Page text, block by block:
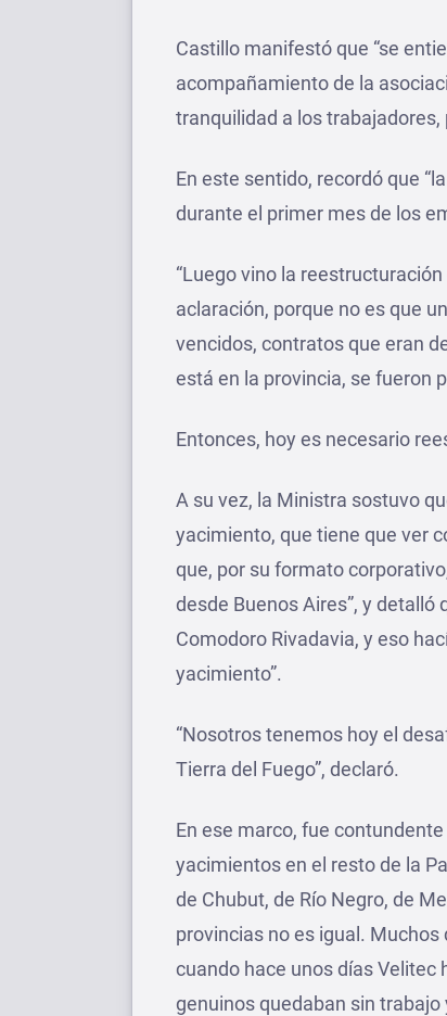
Castillo manifestó que “se
acompañamiento de la
tranquilidad a los
En este sentido, recordó que
durante el primer mes de los
“Luego vino la
aclaración, porque no es que
vencidos, contratos que eran
está en la provincia, se fueron
Entonces, hoy es necesario
A su vez, la Ministra sostuvo
yacimiento, que tiene que ver
que, por su formato
desde Buenos Aires”, y detalló
Comodoro Rivadavia, y eso
yacimiento”.
“Nosotros tenemos hoy el
Tierra del Fuego”, declaró.
En ese marco, fue
yacimientos en el resto de la
de Chubut, de Río Negro, de
provincias no es igual.
cuando hace unos días Velitec
genuinos quedaban sin